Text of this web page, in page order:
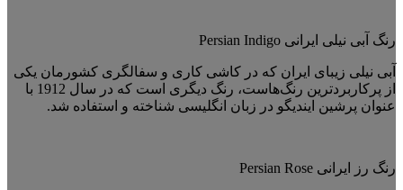
رنگ آبی نیلی ایرانی Persian Indigo
آبی نیلی زیبای ایران که در کاشی کاری و سفالگری کشورمان یکی
از پرکاربردترین رنگ‌هاست، رنگ دیگری است که در سال 1912 با
عنوان پرشین ایندیگو در زبان انگلیسی شناخته و استفاده شد.
رنگ رز ایرانی Persian Rose